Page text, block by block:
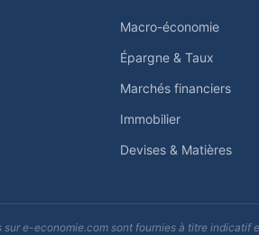
Macro-économie
Épargne & Taux
Marchés financiers
Immobilier
Devises & Matières
e-economie.com sont fournies à titre